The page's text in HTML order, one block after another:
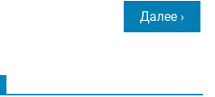
Далее ›